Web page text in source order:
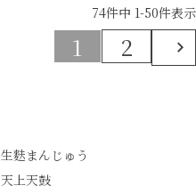
74件中 1-50件表示
1 2
生麩まんじゅう
天上天鼓